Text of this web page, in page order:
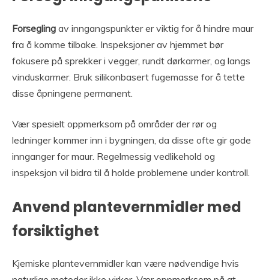
Forsegling av inngangspunkter er viktig for å hindre maur
fra å komme tilbake. Inspeksjoner av hjemmet bør
fokusere på sprekker i vegger, rundt dørkarmer, og langs
vinduskarmer. Bruk silikonbasert fugemasse for å tette
disse åpningene permanent.
Vær spesielt oppmerksom på områder der rør og
ledninger kommer inn i bygningen, da disse ofte gir gode
innganger for maur. Regelmessig vedlikehold og
inspeksjon vil bidra til å holde problemene under kontroll.
Anvend plantevernmidler med
forsiktighet
Kjemiske plantevernmidler kan være nødvendige hvis